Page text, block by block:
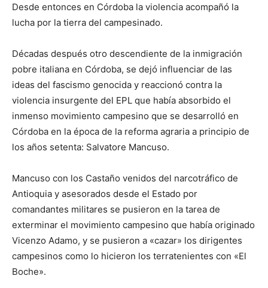
Desde entonces en Córdoba la violencia acompañó la
lucha por la tierra del campesinado.
Décadas después otro descendiente de la inmigración
pobre italiana en Córdoba, se dejó influenciar de las
ideas del fascismo genocida y reaccionó contra la
violencia insurgente del EPL que había absorbido el
inmenso movimiento campesino que se desarrolló en
Córdoba en la época de la reforma agraria a principio de
los años setenta: Salvatore Mancuso.
Mancuso con los Castaño venidos del narcotráfico de
Antioquia y asesorados desde el Estado por
comandantes militares se pusieron en la tarea de
exterminar el movimiento campesino que había originado
Vicenzo Adamo, y se pusieron a «cazar» los dirigentes
campesinos como lo hicieron los terratenientes con «El
Boche».